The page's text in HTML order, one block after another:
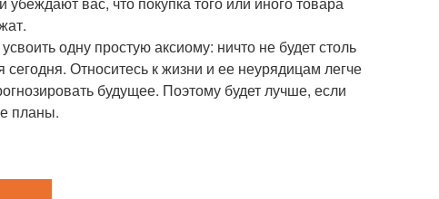
одну простую аксиому: ничто не будет столь
Относитесь к жизни и ее неурядицам легче
будущее. Поэтому будет лучше, если
планы.